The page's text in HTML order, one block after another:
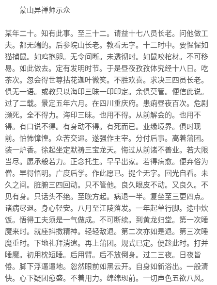
蒙山异禅师示众
某年二十。知有此事。至三十二。请益十七八员长老。问他做工
夫。都无端的。后参皖山长老。教看无字。十二时中。要惺惺如
猫捕鼠。如鸡抱卵。无令间断。未透彻时。如鼠咬棺材。不可移
易。如此做去。定有发明时节。于是昼夜孜孜体究经十八日。吃
茶次。忽会得世尊拈花迦叶微笑。不胜欢喜。求决三四员长老。
俱无一语。或教只以海印三昧一印印定。余俱莫管。便信此说。
过了二载。景定五年六月。在四川重庆府。患痢昼夜百次。危剧
濒死。全不得力。海印三昧。也用不得。从前解会的。也用不
得。有口说不得。有身动不得。有死而已。业缘境界。俱时现
前。怕怖慞惶。众苦交逼。遂强作主宰。分付后事。高着蒲团。
装一炉香。徐起坐定默祷三宝龙天。悔过从前诸不善业。若大限
当尽。愿承般若力。正念托生。早早出家。若得病愈。便弃俗为
僧。早得悟明。广度后学。作此愿已。提个无字。回光自看。未
久之间。脏腑三四回动。只不管他。良久眼皮不动。又良久。不
见有身。只话头不绝。至晚方起。病退一半。复坐至三更四点。
诸病尽退。身心轻安。八月至江陵落发。一年起单行脚。途中炊
饭。悟得工夫须是一气做成。不可断续。到黄龙归堂。第一次睡
魔来时。就座抖擞精神。轻轻敌退。第二次亦如是退。第三次睡
魔重时。下地礼拜消遣。再上蒲团。规式已定。便趁此时。打并
睡魔。初用枕短睡。后用臂。后不放倒身。过二三夜。日夜皆
倦。脚下浮逼逼地。忽然眼前如黑云开。自身如新浴出。一般清
快。心下疑团愈盛。不着用力。绵绵现前。一切声色五欲八风。